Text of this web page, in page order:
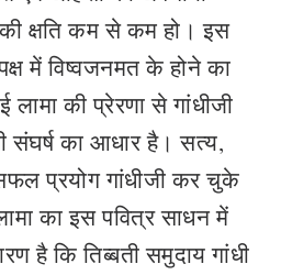
क्षति कम से कम हो। इस
में विष्वजनमत के होने का
लामा की प्रेरणा से गांधीजी
संघर्ष का आधार है। सत्य,
प्रयोग गांधीजी कर चुके
का इस पवित्र साधन में
है कि तिब्बती समुदाय गांधी